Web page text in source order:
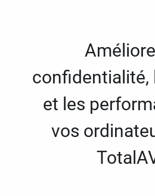
confidentialité,
et les
vos